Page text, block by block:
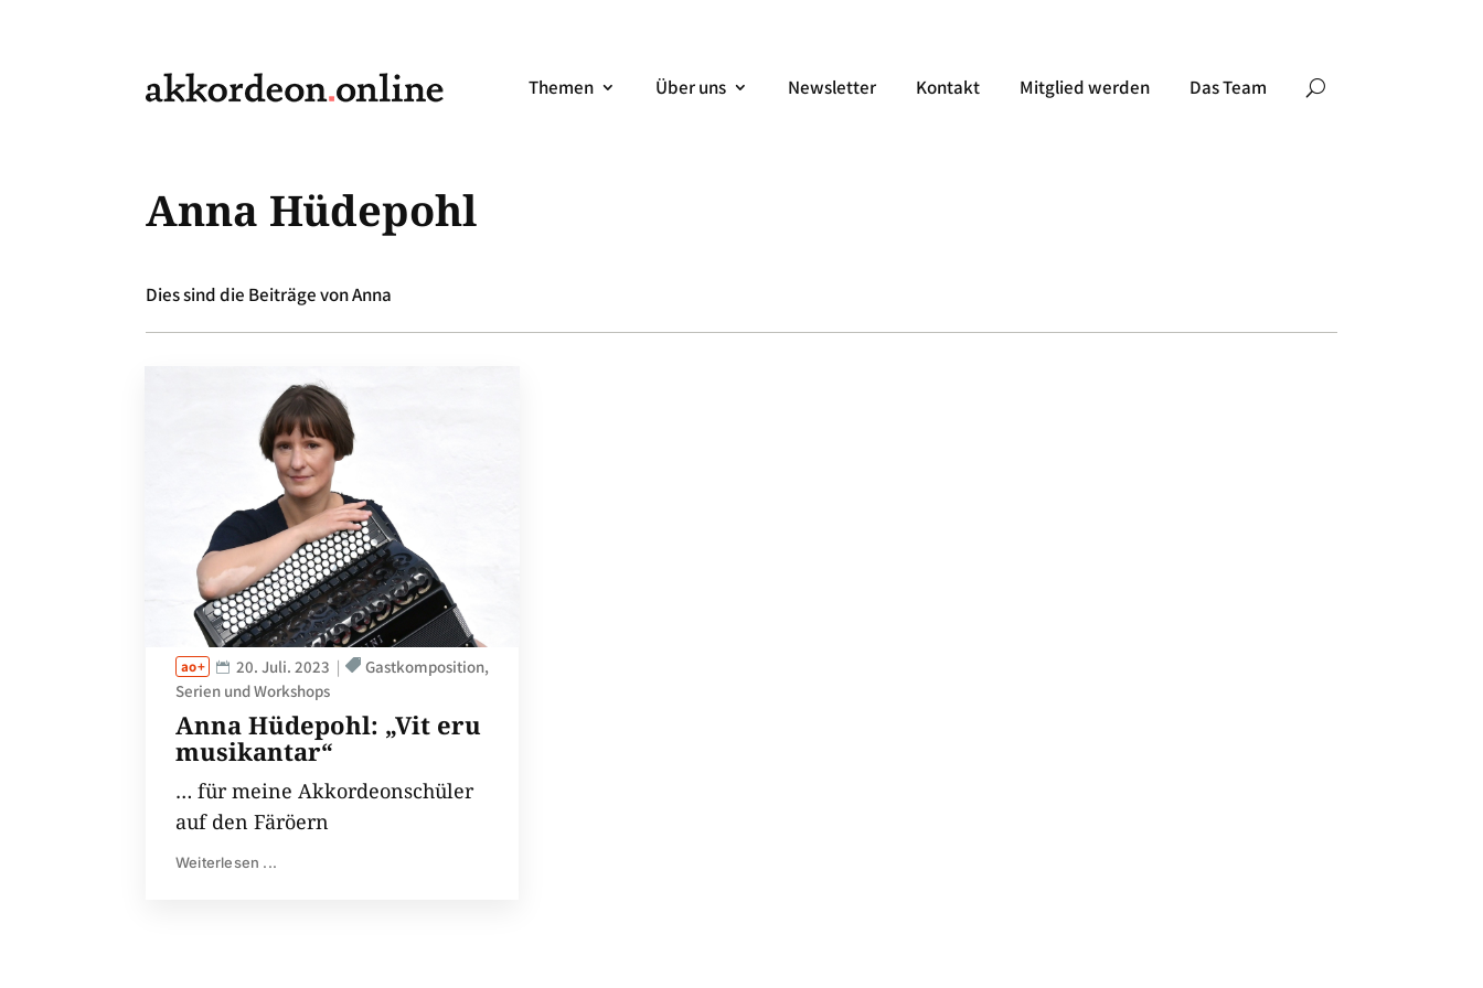
Themen Über uns Newsletter Kontakt Mitglied werden Das Team
Anna Hüdepohl
Dies sind die Beiträge von Anna
Anna Hüdepohl: „Vit eru
musikantar“
20. Juli. 2023
Gastkomposition
Serien und Workshops
… für meine Akkordeonschüler
auf den Färöern
Weiterlesen ...